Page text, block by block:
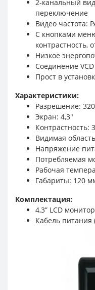
2-канальный
переключение
Видео частота:
С кнопками
контрастность,
Низкое
Соединение VCD
Прост в
Характеристики:
Разрешение:
Экран: 4,3"
Контрастность:
Видимая
Напряжение
Потребляемая
Рабочая
Габариты: 120
Комплектация:
4,3” LCD монитор
Кабель питания